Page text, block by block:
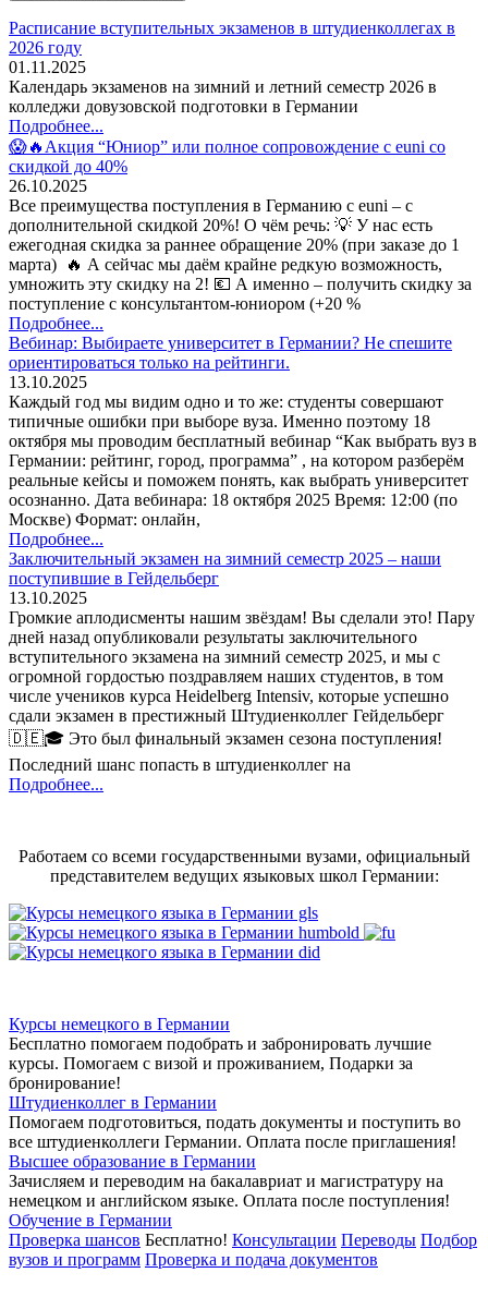
Расписание вступительных экзаменов в штудиенколлегах в
2026 году
01.11.2025
Календарь экзаменов на зимний и летний семестр 2026 в
колледжи довузовской подготовки в Германии
Подробнее...
😱🔥Акция “Юниор” или полное сопровождение с euni со
скидкой до 40%
26.10.2025
Все преимущества поступления в Германию с euni – с
дополнительной скидкой 20%! О чём речь: 💡 У нас есть
ежегодная скидка за раннее обращение 20% (при заказе до 1
марта) 🔥 А сейчас мы даём крайне редкую возможность,
умножить эту скидку на 2! 💶 А именно – получить скидку за
поступление с консультантом-юниором (+20 %
Подробнее...
Вебинар: Выбираете университет в Германии? Не спешите
ориентироваться только на рейтинги.
13.10.2025
Каждый год мы видим одно и то же: студенты совершают
типичные ошибки при выборе вуза. Именно поэтому 18
октября мы проводим бесплатный вебинар “Как выбрать вуз в
Германии: рейтинг, город, программа” , на котором разберём
реальные кейсы и поможем понять, как выбрать университет
осознанно. Дата вебинара: 18 октября 2025 Время: 12:00 (по
Москве) Формат: онлайн,
Подробнее...
Заключительный экзамен на зимний семестр 2025 – наши
поступившие в Гейдельберг
13.10.2025
Громкие аплодисменты нашим звёздам! Вы сделали это! Пару
дней назад опубликовали результаты заключительного
вступительного экзамена на зимний семестр 2025, и мы с
огромной гордостью поздравляем наших студентов, в том
числе учеников курса Heidelberg Intensiv, которые успешно
сдали экзамен в престижный Штудиенколлег Гейдельберг
🇩🇪🎓 Это был финальный экзамен сезона поступления!
Последний шанс попасть в штудиенколлег на
Подробнее...
Работаем со всеми государственными вузами, официальный
представителем ведущих языковых школ Германии:
Курсы немецкого в Германии
Бесплатно помогаем подобрать и забронировать лучшие
курсы. Помогаем с визой и проживанием, Подарки за
бронирование!
Штудиенколлег в Германии
Помогаем подготовиться, подать документы и поступить во
все штудиенколлеги Германии. Оплата после приглашения!
Высшее образование в Германии
Зачисляем и переводим на бакалавриат и магистратуру на
немецком и английском языке. Оплата после поступления!
Обучение в Германии
Проверка шансов Бесплатно! Консультации Переводы Подбор
вузов и программ Проверка и подача документов